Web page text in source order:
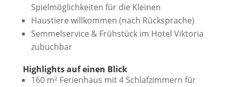
Spielmöglichkeiten für die Kleinen
Haustiere willkommen (nach Rücksprache)
Semmelservice & Frühstück im Hotel Viktoria
zubuchbar
Highlights auf einen Blick
160 m² Ferienhaus mit 4 Schlafzimmern für